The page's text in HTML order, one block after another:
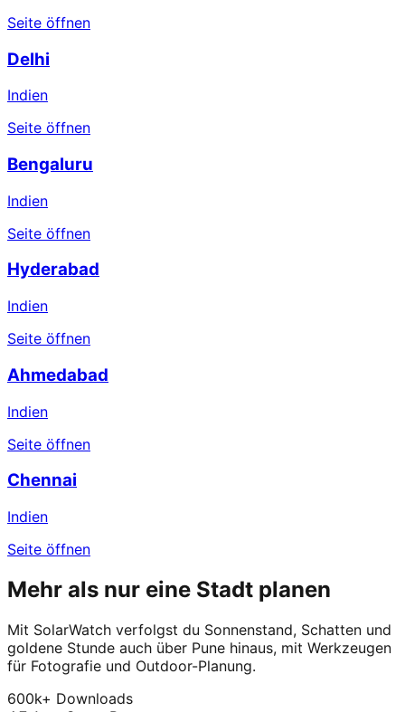
Seite öffnen
Delhi
Indien
Seite öffnen
Bengaluru
Indien
Seite öffnen
Hyderabad
Indien
Seite öffnen
Ahmedabad
Indien
Seite öffnen
Chennai
Indien
Seite öffnen
Mehr als nur eine Stadt planen
Mit SolarWatch verfolgst du Sonnenstand, Schatten und
goldene Stunde auch über Pune hinaus, mit Werkzeugen
für Fotografie und Outdoor-Planung.
600k+ Downloads